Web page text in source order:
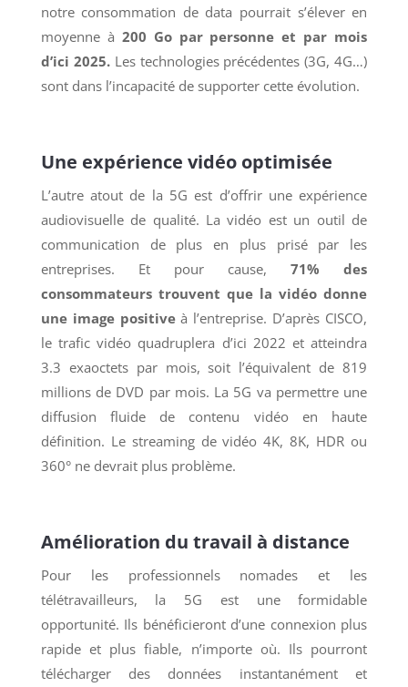
notre consommation de data pourrait s’élever en
moyenne à 200 Go par personne et par mois
d’ici 2025.Les technologies précédentes (3G, 4G…)
sont dans l’incapacité de supporter cette évolution.
Une expérience vidéo optimisée
L’autre atout de la 5G est d’offrir une expérience
audiovisuelle de qualité. La vidéo est un outil de
communication de plus en plus prisé par les
entreprises. Et pour cause,71% des
consommateurs trouvent que la vidéo donne
une image positiveà l’entreprise. D’après CISCO,
le trafic vidéo quadruplera d’ici 2022 et atteindra
3.3 exaoctets par mois, soit l’équivalent de 819
millions de DVD par mois. La 5G va permettre une
diffusion fluide de contenu vidéo en haute
définition. Le streaming de vidéo 4K, 8K, HDR ou
360° ne devrait plus problème.
Amélioration du travail à distance
Pour les professionnels nomades et les
télétravailleurs, la 5G est une formidable
opportunité. Ils bénéficieront d’une connexion plus
rapide et plus fiable, n’importe où. Ils pourront
télécharger des données instantanément et